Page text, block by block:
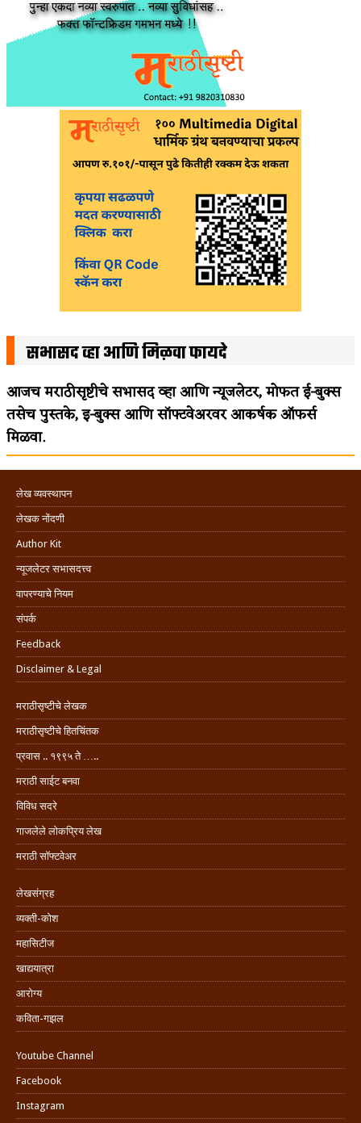
सभासद व्हा आणि मिळवा फायदे
आजच मराठीसृष्टीचे सभासद व्हा आणि न्यूजलेटर, मोफत ई-बुक्स
तसेच पुस्तके, इ-बुक्स आणि सॉफ्टवेअरवर आकर्षक ऑफर्स
मिळवा.
लेख व्यवस्थापन
लेखक नोंदणी
Author Kit
न्यूजलेटर सभासदत्त्व
वापरण्याचे नियम
संपर्क
Feedback
Disclaimer & Legal
मराठीसृष्टीचे लेखक
मराठीसृष्टीचे हितचिंतक
प्रवास .. १९९५ ते …..
मराठी साईट बनवा
विविध सदरे
गाजलेले लोकप्रिय लेख
मराठी सॉफ्टवेअर
लेखसंग्रह
व्यक्ती-कोश
महासिटीज
खाद्ययात्रा
आरोग्य
कविता-गझल
Youtube Channel
Facebook
Instagram